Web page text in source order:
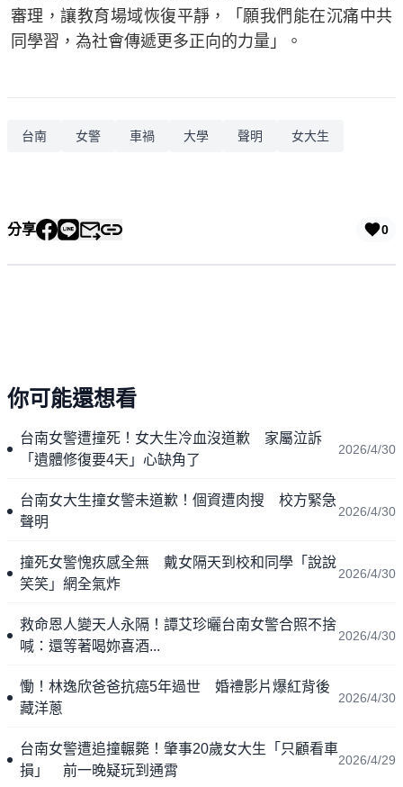
審理，讓教育場域恢復平靜，「願我們能在沉痛中共
同學習，為社會傳遞更多正向的力量」。
台南 女警 車禍 大學 聲明 女大生
分享 0
你可能還想看
台南女警遭撞死！女大生冷血沒道歉 家屬泣訴
「遺體修復要4天」心缺角了
2026/4/30
台南女大生撞女警未道歉！個資遭肉搜 校方緊急
聲明
2026/4/30
撞死女警愧疚感全無 戴女隔天到校和同學「說說
笑笑」網全氣炸
2026/4/30
救命恩人變天人永隔！譚艾珍曬台南女警合照不捨
喊：還等著喝妳喜酒...
2026/4/30
慟！林逸欣爸爸抗癌5年過世 婚禮影片爆紅背後
藏洋蔥
2026/4/30
台南女警遭追撞輾斃！肇事20歲女大生「只顧看車
損」 前一晚疑玩到通霄
2026/4/29